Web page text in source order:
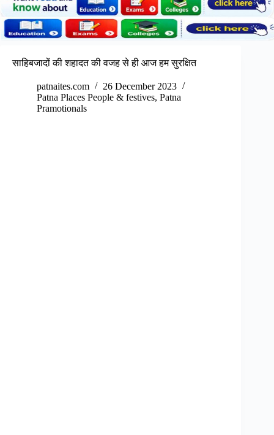
साहिबजादों की शहादत की वजह से ही आज हम सुरक्षित
patnaites.com
26 December 2023
Patna Places People & festives, Patna
Pramotionals